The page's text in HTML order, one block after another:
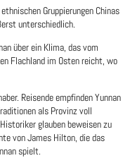
Gruppierungen Chinas
unterschiedlich.
über ein Klima, das vom
Flachland im Osten reicht, wo
Reisende empfinden Yunnan
als Provinz voll
glauben beweisen zu
von James Hilton, die das
spielt.